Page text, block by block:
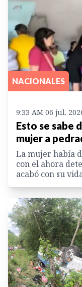
NACIONALES
9:33 AM 06 jul.
Esto se sabe
mujer a
La mujer había
con el ahora
acabó con su